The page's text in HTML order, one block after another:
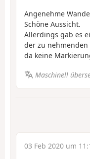
Angenehme
Schöne Aussicht.
Allerdings gab es
der zu nehmenden
da keine
Maschinell
03 Feb 2020 um